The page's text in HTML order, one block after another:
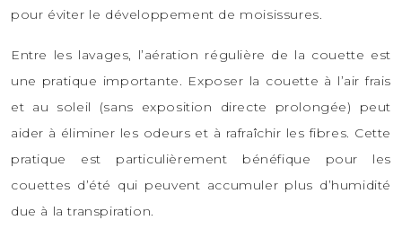
pour éviter le développement de moisissures.
Entre les lavages, l’aération régulière de la couette est
une pratique importante. Exposer la couette à l’air frais
et au soleil (sans exposition directe prolongée) peut
aider à éliminer les odeurs et à rafraîchir les fibres. Cette
pratique est particulièrement bénéfique pour les
couettes d’été qui peuvent accumuler plus d’humidité
due à la transpiration.